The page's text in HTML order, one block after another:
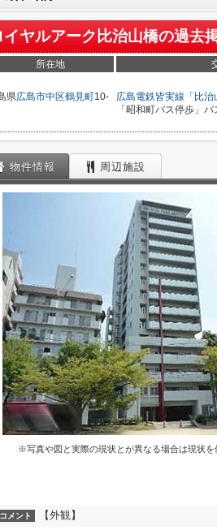
イヤルアーク比治山橋の過去
所在地
県広島市中区鶴見町10-
広島電鉄皆実線 「 比治
「昭和町バス停歩」
物件情報 周辺施設
※写真や図と実際の現状とが異なる場合は現状を
コメント 【外観】